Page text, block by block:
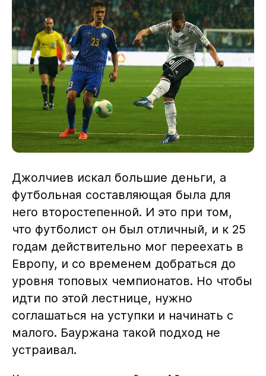
Джолчиев искал большие деньги, а
футбольная составляющая была для
него второстепенной. И это при том,
что футболист он был отличный, и к 25
годам действительно мог переехать в
Европу, и со временем добраться до
уровня топовых чемпионатов. Но чтобы
идти по этой лестнице, нужно
соглашаться на уступки и начинать с
малого. Бауржана такой подход не
устраивал.